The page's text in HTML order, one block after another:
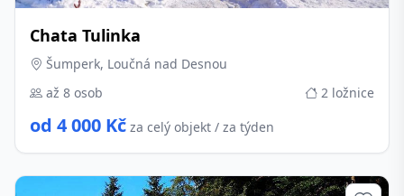
Chata Tulinka
Šumperk, Loučná nad Desnou
až 8 osob
2 ložnice
od 4 000 Kč za celý objekt / za týden